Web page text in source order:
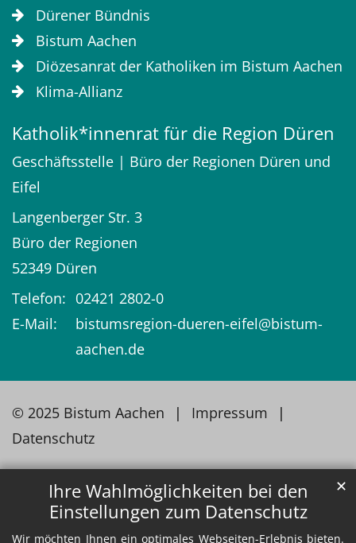
Ihre Wahlmöglichkeiten bei den
Einstellungen zum Datenschutz
Wir möchten Ihnen ein optimales Webseiten-Erlebnis bieten.
✕
Dürener Bündnis
Bistum Aachen
Diözesanrat der Katholiken im Bistum Aachen
Klima-Allianz
Katholik*innenrat für die Region Düren
Geschäftsstelle | Büro der Regionen Düren und
Eifel
Langenberger Str. 3
Büro der Regionen
52349 Düren
Telefon: 02421 2802-0
E-Mail:
bistumsregion-dueren-eifel@bistum-
aachen.de
© 2025 Bistum Aachen
Impressum
Datenschutz